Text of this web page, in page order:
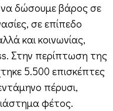
να δώσουμε βάρος σε
σε επίπεδο
και κοινωνίας,
Στην περίπτωση της
5.500 επισκέπτες
πέρυσι,
φέτος.